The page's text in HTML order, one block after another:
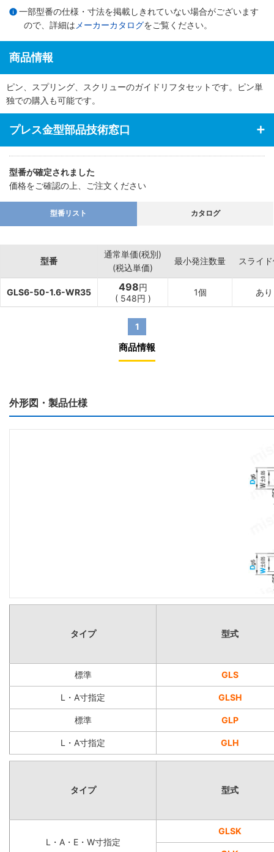
一部型番の仕様・寸法を掲載しきれていない場合がございます
ので、詳細は メーカーカタログをご覧ください。
商品情報
ピン、スプリング、スクリューのガイドリフタセットです。ピン単
独での購入も可能です。
プレス金型部品技術窓口
型番が確定されました
価格をご確認の上、ご注文ください
型番リスト カタログ
型番
通常単価(税別)
(税込単価)
最小発注数量 スライ
GLS6-50-1.6-WR35 498円
( 548円 )
1個 あり
1
商品情報
外形図・製品仕様
タイプ 型式
標準 GLS
L・A寸指定 GLSH
標準 GLP
L・A寸指定 GLH
タイプ 型式
L・A・E・W寸指定
GLSK